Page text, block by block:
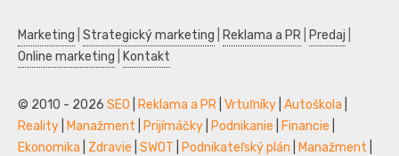
Marketing Strategický marketing Reklama a PR Predaj
Online marketing
Kontakt
© 2010 - 2026 SEO Reklama a PR Vrtuľníky Autoškola
Reality
Manažment Prijímáčky Podnikanie Financie
Ekonomika
Zdravie SWOT Podnikateľský plán Manažment